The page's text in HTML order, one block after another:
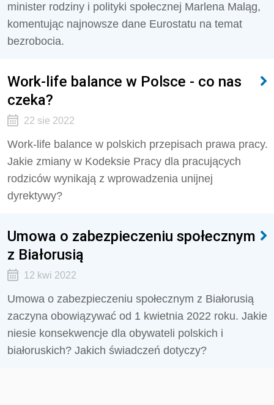
minister rodziny i polityki społecznej Marlena Maląg,
komentując najnowsze dane Eurostatu na temat
bezrobocia.
Work-life balance w Polsce - co nas
czeka?
22 sie 2022
Work-life balance w polskich przepisach prawa pracy.
Jakie zmiany w Kodeksie Pracy dla pracujących
rodziców wynikają z wprowadzenia unijnej
dyrektywy?
Umowa o zabezpieczeniu społecznym
z Białorusią
12 kwi 2022
Umowa o zabezpieczeniu społecznym z Białorusią
zaczyna obowiązywać od 1 kwietnia 2022 roku. Jakie
niesie konsekwencje dla obywateli polskich i
białoruskich? Jakich świadczeń dotyczy?